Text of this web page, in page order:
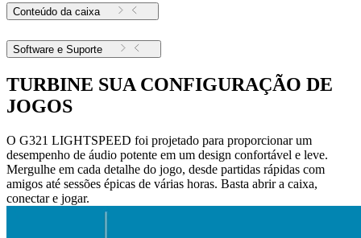
Conteúdo da caixa
Software e Suporte
TURBINE SUA CONFIGURAÇÃO DE
JOGOS
O G321 LIGHTSPEED foi projetado para proporcionar um
desempenho de áudio potente em um design confortável e leve.
Mergulhe em cada detalhe do jogo, desde partidas rápidas com
amigos até sessões épicas de várias horas. Basta abrir a caixa,
conectar e jogar.